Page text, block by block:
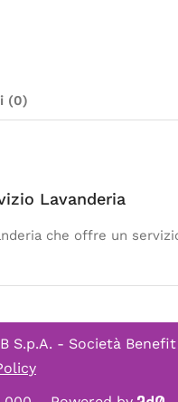
(0)
Lavanderia
che offre un
S.p.A. - Società Benefit